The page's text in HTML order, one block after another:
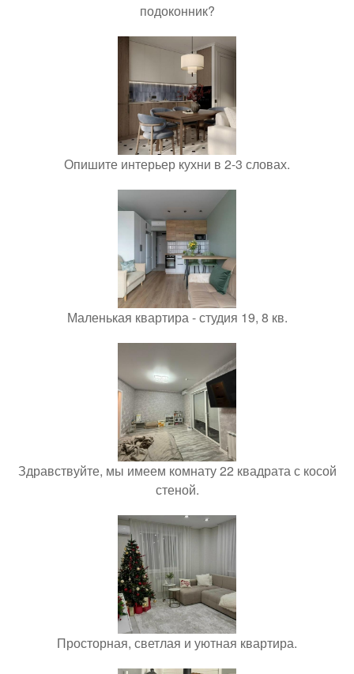
подоконник?
Опишите интерьер кухни в 2-3 словах.
Маленькая квартира - студия 19, 8 кв.
Здравствуйте, мы имеем комнату 22 квадрата с косой
стеной.
Просторная, светлая и уютная квартира.